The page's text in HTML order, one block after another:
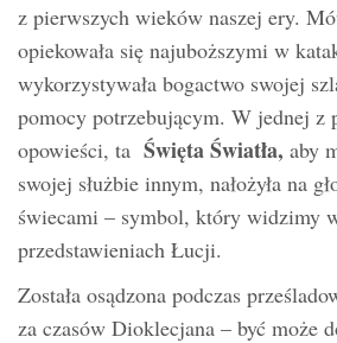
z pierwszych wieków naszej ery.
opiekowała się najuboższymi w
wykorzystywała bogactwo swojej
pomocy potrzebującym. W jednej z
opowieści, ta Święta Światła, aby
swojej służbie innym, nałożyła na
świecami – symbol, który widzimy
przedstawieniach Łucji.
Została osądzona podczas
za czasów Dioklecjana – być może